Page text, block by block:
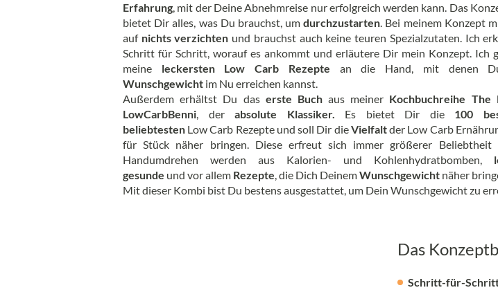
Erfahrung, mit der Deine Abnehmreise nur erfolgreich werden kann. Das
bietet Dir alles, was Du brauchst, umdurchzustarten. Bei meinem Konzept
auf nichts verzichten und brauchst auch keine teuren Spezialzutaten. Ich
Schritt für Schritt, worauf es ankommt und erläutere Dir mein Konzept. Ich
meine leckersten Low Carb Rezepte an die Hand, mit denen
Wunschgewicht im Nu erreichen kannst.
Außerdem erhältst Du das erste Buchaus meiner Kochbuchreihe The
LowCarbBenni, der absolute Klassiker. Es bietet Dir die 100
beliebtesten Low Carb Rezepte und soll Dir dieVielfaltder Low Carb
für Stück näher bringen. Diese erfreut sich immer größerer
Handumdrehen werden aus Kalorien- und Kohlenhydratbomben,
gesunde und vor allem Rezepte, die Dich DeinemWunschgewicht näher
Mit dieser Kombi bist Du bestens ausgestattet, um Dein Wunschgewicht zu
Das
Schritt-für-